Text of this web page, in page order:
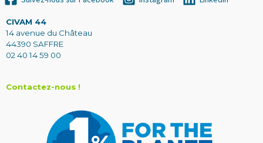
CIVAM 44
14 avenue du Château
44390 SAFFRE
02 40 14 59 00
Contactez-nous !